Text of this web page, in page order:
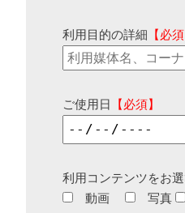
利用目的の詳細 【必須
ご使用日 【必須】
利用コンテンツをお
動画
写真